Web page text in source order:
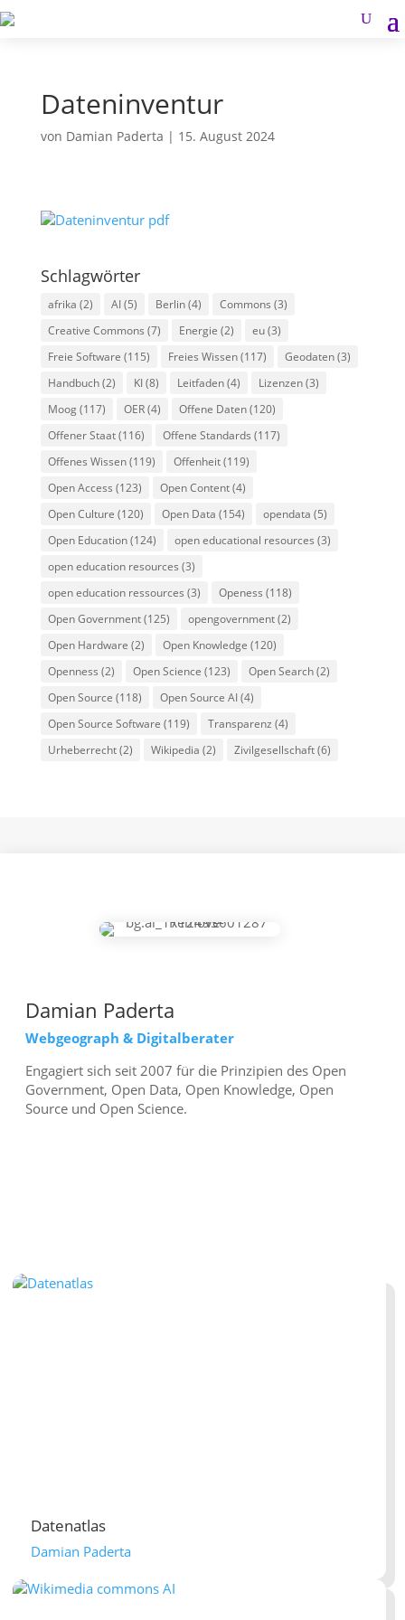
Dateninventur
von Damian Paderta | 15. August 2024
Schlagwörter
afrika (2) AI(5) Berlin(4) Commons (3)
Creative Commons (7) Energie (2) eu(3)
Freie Software (115) Freies Wissen(117) Geodaten(3)
Handbuch(2) KI(8) Leitfaden(4) Lizenzen(3)
Moog(117) OER(4) Offene Daten(120)
Offener Staat(116) Offene Standards (117)
Offenes Wissen(119) Offenheit(119)
Open Access (123) Open Content(4)
Open Culture (120) Open Data (154) opendata (5)
Open Education(124) open educational resources (3)
open education resources (3)
open education ressources (3) Openess (118)
Open Government(125) opengovernment(2)
Open Hardware (2) Open Knowledge (120)
Openness (2) Open Science (123) Open Search(2)
Open Source (118) Open Source AI(4)
Open Source Software (119) Transparenz (4)
Urheberrecht(2) Wikipedia (2) Zivilgesellschaft(6)
Damian Paderta
Webgeograph & Digitalberater
Engagiert sich seit 2007 für die Prinzipien des Open
Government, Open Data, Open Knowledge, Open
Source und Open Science.
Datenatlas
Damian Paderta